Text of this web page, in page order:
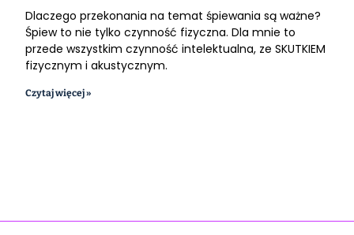
Dlaczego przekonania na temat śpiewania są ważne?
Śpiew to nie tylko czynność fizyczna. Dla mnie to
przede wszystkim czynność intelektualna, ze SKUTKIEM
fizycznym i akustycznym.
Czytaj więcej »